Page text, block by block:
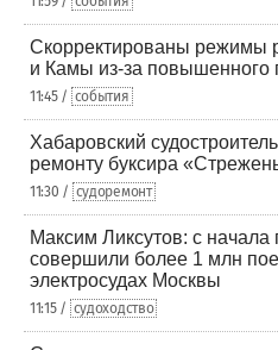
Скорректированы режимы
и Камы из-за повышенного
11:45 / события
Хабаровский
ремонту буксира
11:30 / судоремонт
Максим Ликсутов: с начала
совершили более 1 млн
электросудах Москвы
11:15 / судоходство